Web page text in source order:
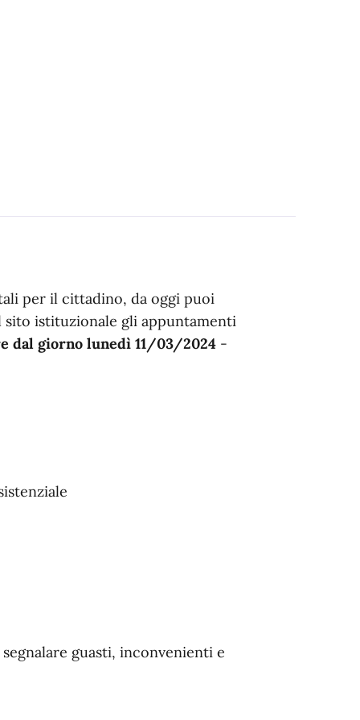
per il cittadino, da oggi puoi
istituzionale gli appuntamenti
dal giorno lunedì 11/03/2024-
guasti, inconvenienti e